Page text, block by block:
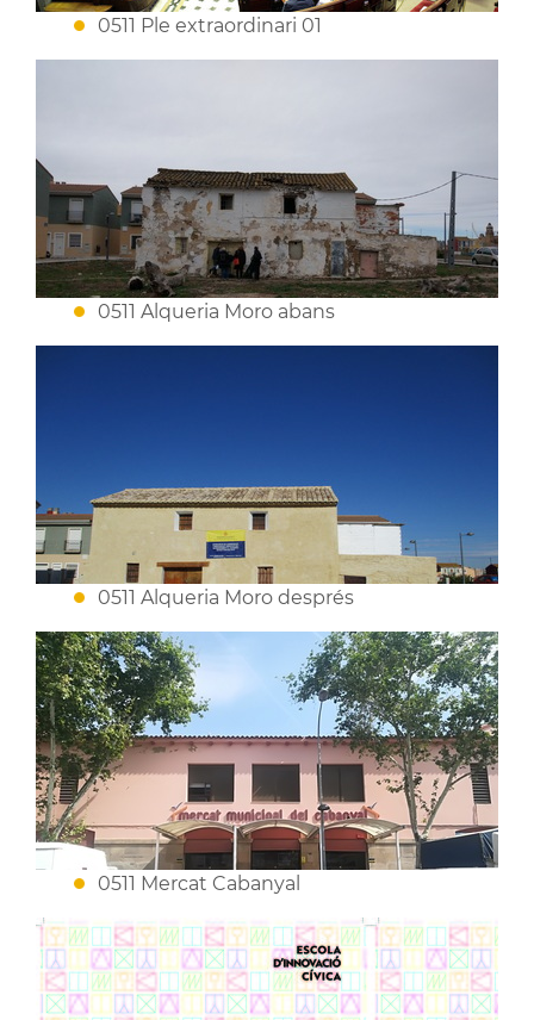
0511 Ple extraordinari 01
0511 Alqueria Moro abans
0511 Alqueria Moro després
0511 Mercat Cabanyal